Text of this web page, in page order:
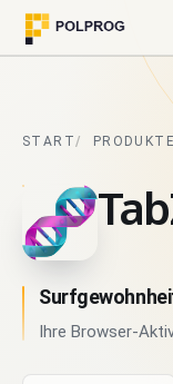
START
Ihre Browser-